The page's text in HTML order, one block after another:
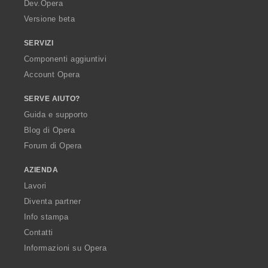
Dev.Opera
Versione beta
SERVIZI
Componenti aggiuntivi
Account Opera
SERVE AIUTO?
Guida e supporto
Blog di Opera
Forum di Opera
AZIENDA
Lavori
Diventa partner
Info stampa
Contatti
Informazioni su Opera